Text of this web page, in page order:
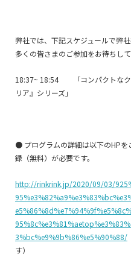
弊社では、下記スケジュールで弊
多くの皆さまのご参加をお待ちして
18:37~ 18:54 「コンパクトなク
リア』シリーズ」
● プログラムの詳細は以下のHP
録（無料）が必要です。
http://rinkrink.jp/2020/09/03/
3%bc%e9%9b%86%e5%90%88/
す）